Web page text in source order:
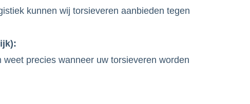
kunnen wij torsieveren aanbieden tegen
precies wanneer uw torsieveren worden